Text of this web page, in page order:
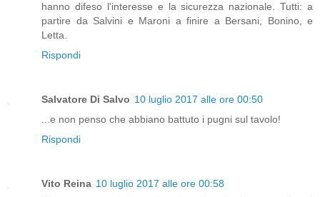
hanno difeso l'interesse e la sicurezza nazionale. Tutti: a
partire da Salvini e Maroni a finire a Bersani, Bonino, e
Letta.
Rispondi
Salvatore Di Salvo 10 luglio 2017 alle ore 00:50
...e non penso che abbiano battuto i pugni sul tavolo!
Rispondi
Vito Reina 10 luglio 2017 alle ore 00:58